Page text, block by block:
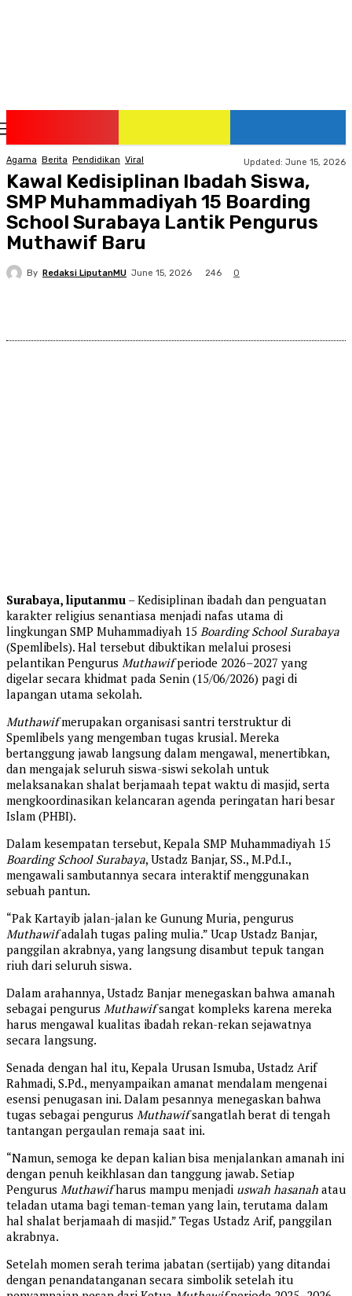
Agama Berita Pendidikan Viral Updated: June 15, 2026
Kawal Kedisiplinan Ibadah Siswa,
SMP Muhammadiyah 15 Boarding
School Surabaya Lantik Pengurus
Muthawif Baru
By Redaksi LiputanMU June 15, 2026 246 0
Surabaya, liputanmu – Kedisiplinan ibadah dan penguatan
karakter religius senantiasa menjadi nafas utama di
lingkungan SMP Muhammadiyah 15 Boarding School Surabaya
(Spemlibels). Hal tersebut dibuktikan melalui prosesi
pelantikan Pengurus Muthawifperiode 2026–2027 yang
digelar secara khidmat pada Senin (15/06/2026) pagi di
lapangan utama sekolah.
Muthawifmerupakan organisasi santri terstruktur di
Spemlibels yang mengemban tugas krusial. Mereka
bertanggung jawab langsung dalam mengawal, menertibkan,
dan mengajak seluruh siswa-siswi sekolah untuk
melaksanakan shalat berjamaah tepat waktu di masjid, serta
mengkoordinasikan kelancaran agenda peringatan hari besar
Islam (PHBI).
Dalam kesempatan tersebut, Kepala SMP Muhammadiyah 15
Boarding School Surabaya, Ustadz Banjar, SS., M.Pd.I.,
mengawali sambutannya secara interaktif menggunakan
sebuah pantun.
“Pak Kartayib jalan-jalan ke Gunung Muria, pengurus
Muthawifadalah tugas paling mulia.” Ucap Ustadz Banjar,
panggilan akrabnya, yang langsung disambut tepuk tangan
riuh dari seluruh siswa.
Dalam arahannya, Ustadz Banjar menegaskan bahwa amanah
sebagai pengurus Muthawifsangat kompleks karena mereka
harus mengawal kualitas ibadah rekan-rekan sejawatnya
secara langsung.
Senada dengan hal itu, Kepala Urusan Ismuba, Ustadz Arif
Rahmadi, S.Pd., menyampaikan amanat mendalam mengenai
esensi penugasan ini. Dalam pesannya menegaskan bahwa
tugas sebagai pengurus Muthawifsangatlah berat di tengah
tantangan pergaulan remaja saat ini.
“Namun, semoga ke depan kalian bisa menjalankan amanah ini
dengan penuh keikhlasan dan tanggung jawab. Setiap
Pengurus Muthawifharus mampu menjadi uswah hasanah atau
teladan utama bagi teman-teman yang lain, terutama dalam
hal shalat berjamaah di masjid.” Tegas Ustadz Arif, panggilan
akrabnya.
Setelah momen serah terima jabatan (sertijab) yang ditandai
dengan penandatanganan secara simbolik setelah itu